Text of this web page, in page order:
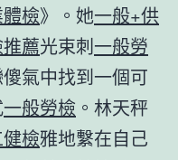
檢》。她一般+供
薦光束刺一般勞
氣中找到一個可
一般勞檢 。林天秤
檢雅地繫在自己